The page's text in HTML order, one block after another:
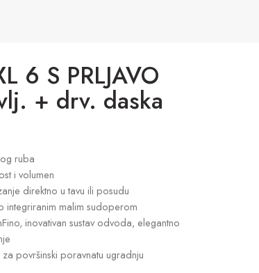
6 S PRLJAVO
+ drv. daska
ruba
i volumen
direktno u tavu ili posudu
integriranim malim sudoperom
inovativan sustav odvoda, elegantno
površinski poravnatu ugradnju